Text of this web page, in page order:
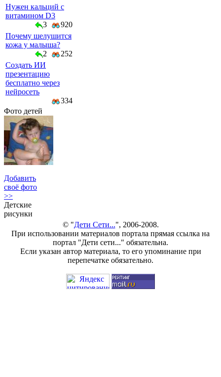
Нужен кальций с
витамином D3
3
920
Почему шелушится
кожа у малыша?
2
252
Создать ИИ
презентацию
бесплатно через
нейросеть
334
Фото детей
Добавить
своё фото
>>
Детские
рисунки
© "Дети Сети...", 2006-2008.
При использовании материалов портала прямая ссылка на
портал "Дети сети..." обязательна.
Если указан автор материала, то его упоминание при
перепечатке обязательно.